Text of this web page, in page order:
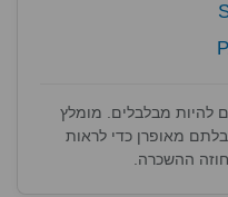
להיות מבלבלים. מומלץ
מאופרן כדי לראות
ההשכרה.